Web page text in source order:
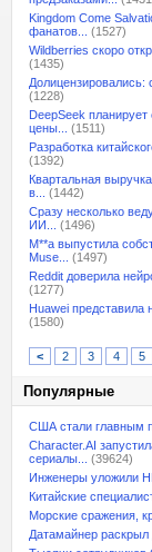
Kingdom Come
фанатов...
(1527)
Wildberries скоро
(1435)
Долицензировались:
(1228)
DeepSeek
цены...
(1511)
Разработка
(1392)
Квартальная
в...
(1442)
Сразу несколько
ИИ...
(1496)
M**a выпустила
Muse...
(1497)
Reddit доверила
(1277)
Huawei представила
(1580)
< 2 3 4 5
Популярные
США стали главным
Character.AI
сериалы...
(39624)
Инженеры уложили
Китайские
Морские сражения,
Датамайнер раскрыл